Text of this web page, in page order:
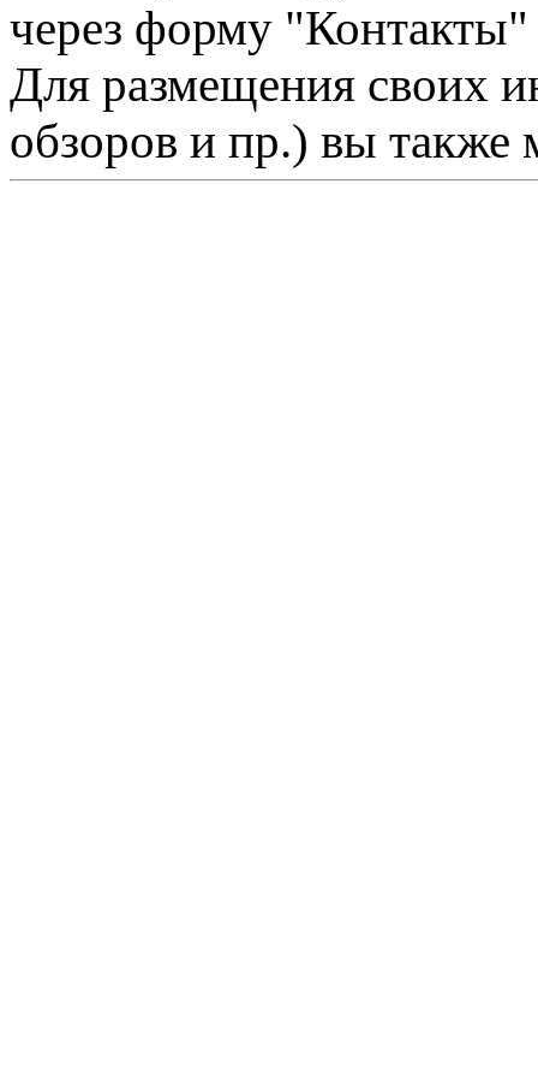
через форму "Контакты"
Для размещения своих
обзоров и пр.) вы также